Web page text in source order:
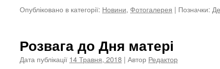
Опубліковано в категорії: Новини, Фотогалерея | Позначки:
Розвага до Дня матері
Дата публікації 14 Травня, 2018 | Автор Редактор